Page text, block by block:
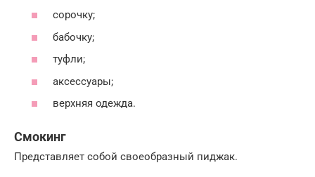
сорочку;
бабочку;
туфли;
аксессуары;
верхняя одежда.
Смокинг
Представляет собой своеобразный пиджак.